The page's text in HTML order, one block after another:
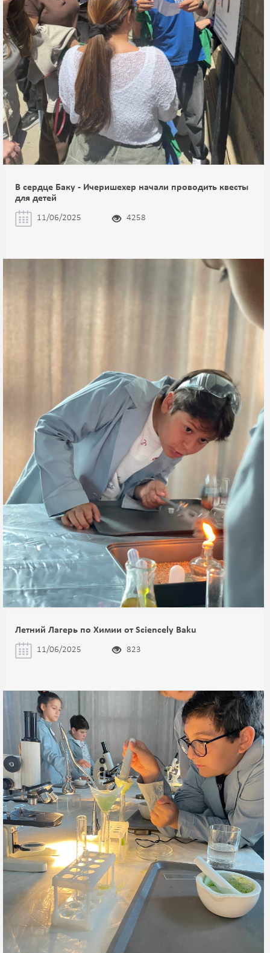
В сердце Баку - Ичеришехер начали проводить квесты
для детей
11/06/2025 4258
Летний Лагерь по Химии от Sciencely Baku
11/06/2025 823